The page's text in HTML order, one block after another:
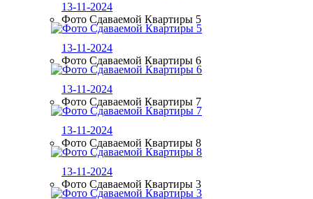
13-11-2024
Фото Сдаваемой Квартиры 5
13-11-2024
Фото Сдаваемой Квартиры 6
13-11-2024
Фото Сдаваемой Квартиры 7
13-11-2024
Фото Сдаваемой Квартиры 8
13-11-2024
Фото Сдаваемой Квартиры 3